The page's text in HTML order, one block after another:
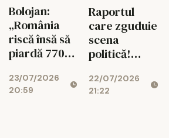
Bolojan:
„România
riscă însă să
piardă 770
de euro dacă
legea
23/07/2026
20:59
Raportul
care zguduie
scena
politică!
explică de ce
cresc
22/07/2026
21:22